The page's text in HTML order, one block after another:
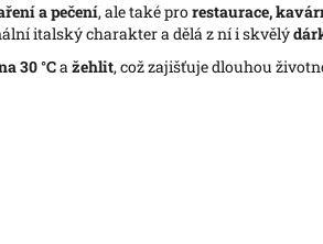
a pečení, ale také prorestaurace,
italský charakter a dělá z ní i skvělý
30 °Cažehlit, což zajišťuje dlouhou